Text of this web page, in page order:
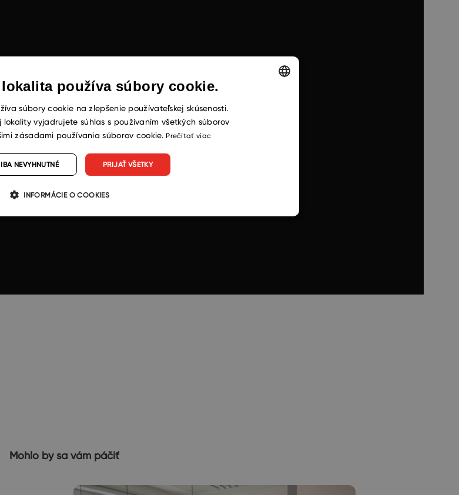
Mohlo by sa vám páčiť
používa súbory cookie.
súbory cookie na zlepšenie používateľskej skúsenosti.
lokality vyjadrujete súhlas s používaním všetkých súborov
zásadami používania súborov cookie. Prečítať viac
PRIJAŤ VŠETKY
NEVYHNUTNÉ
INFORMÁCIE O COOKIES